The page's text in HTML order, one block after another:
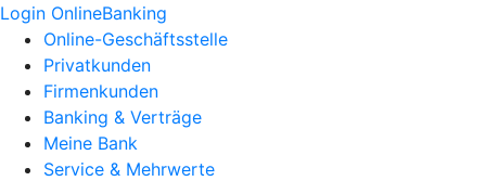
Login OnlineBanking
Online-Geschäftsstelle
Privatkunden
Firmenkunden
Banking & Verträge
Meine Bank
Service & Mehrwerte